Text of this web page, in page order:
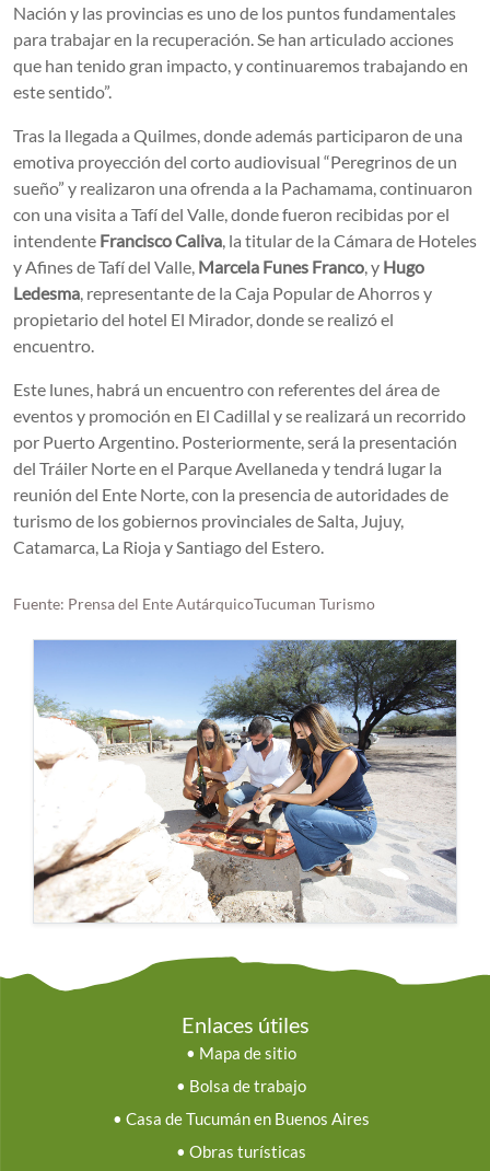
Nación y las provincias es uno de los puntos fundamentales
para trabajar en la recuperación. Se han articulado acciones
que han tenido gran impacto, y continuaremos trabajando en
este sentido”.
Tras la llegada a Quilmes, donde además participaron de una
emotiva proyección del corto audiovisual “Peregrinos de un
sueño” y realizaron una ofrenda a la Pachamama, continuaron
con una visita a Tafí del Valle, donde fueron recibidas por el
intendente Francisco Caliva, la titular de la Cámara de Hoteles
y Afines de Tafí del Valle, Marcela Funes Franco, y Hugo
Ledesma, representante de la Caja Popular de Ahorros y
propietario del hotel El Mirador, donde se realizó el
encuentro.
Este lunes, habrá un encuentro con referentes del área de
eventos y promoción en El Cadillal y se realizará un recorrido
por Puerto Argentino. Posteriormente, será la presentación
del Tráiler Norte en el Parque Avellaneda y tendrá lugar la
reunión del Ente Norte, con la presencia de autoridades de
turismo de los gobiernos provinciales de Salta, Jujuy,
Catamarca, La Rioja y Santiago del Estero.
Fuente: Prensa del Ente AutárquicoTucuman Turismo
Enlaces útiles
• Mapa de sitio
• Bolsa de trabajo
• Casa de Tucumán en Buenos Aires
• Obras turísticas